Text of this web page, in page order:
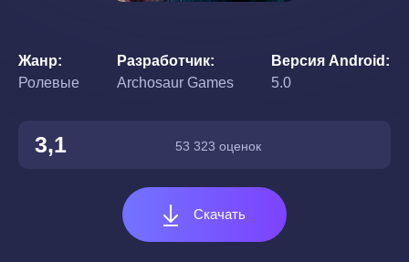
Жанр
Ролевые
Разработчик
Archosaur Games
Версия Android
5.0
3,1 53 323 оценок
Скачать